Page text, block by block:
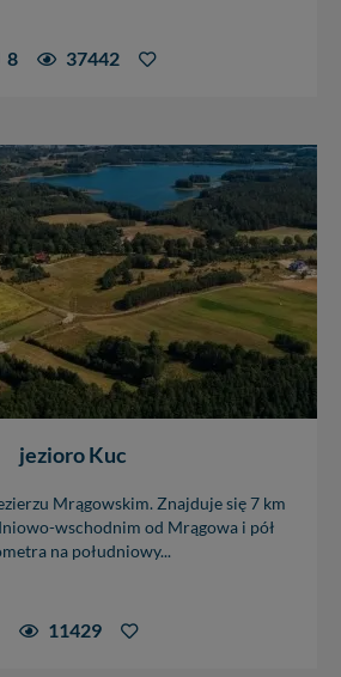
8 37442
jezioro Kuc
Mrągowskim. Znajduje się 7 km
wschodnim od Mrągowa i pół
na południowy...
11429